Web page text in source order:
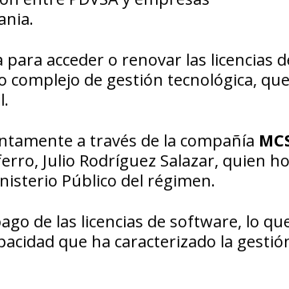
acceder o renovar las licencias
de gestión tecnológica, que
a través de la compañía
Julio Rodríguez Salazar, quien
Público del régimen.
de las licencias de software, lo
que ha caracterizado la